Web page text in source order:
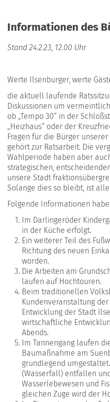
Informationen des
Stand 24.2.23, 12.00 Uhr
Werte Ilsenburger, werte
die aktuell laufende
Diskussionen um
ob „Tempo 30“ in der
„Heizhaus“ oder der
Fragen für die Bürger
gehört zur Ratsarbeit. Die
Wahlperiode haben aber
strategischen,
unsere Stadt
Solange dies so bleibt, ist
Folgende Informationen
Im Darlingeröder
in der Küche erfolgt.
Ein weiterer Teil des
Richtung des neuen
worden.
Die Arbeiten am
laufen auf Hochtouren.
Beim traditionellen
Kundenveranstaltung
Entwicklung der Stadt
wirtschaftliche
Abends.
Im Tannengang laufen
Baumaßnahme am
grundlegend
(Wasserfall) entfallen
Wasserlebewesen und
gleichen Zuge wird der